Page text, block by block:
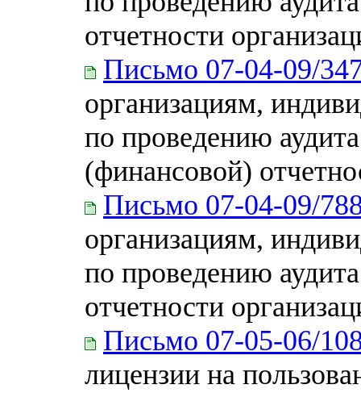
отчетности
Письмо 07-04-09/
организациям,
по проведению
(финансовой)
Письмо 07-04-09/
организациям,
по проведению
отчетности
Письмо 07-05-06/
лицензии на